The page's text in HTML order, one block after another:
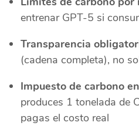
entrenar GPT-5 si
Transparencia
(cadena completa), no
Impuesto de carbono
produces 1 tonelada de
pagas el costo real